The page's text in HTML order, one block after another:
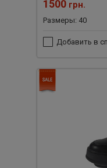
1500 грн.
Размеры: 40
Добавить в